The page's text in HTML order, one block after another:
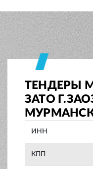
ТЕНДЕРЫ
ЗАТО
ИНН
КПП